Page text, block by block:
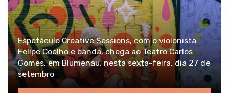
Espetáculo Creative Sessions, com o violonista
Felipe Coelho e banda, chega ao Teatro Carlos
Gomes, em Blumenau, nesta sexta-feira, dia 27 de
setembro